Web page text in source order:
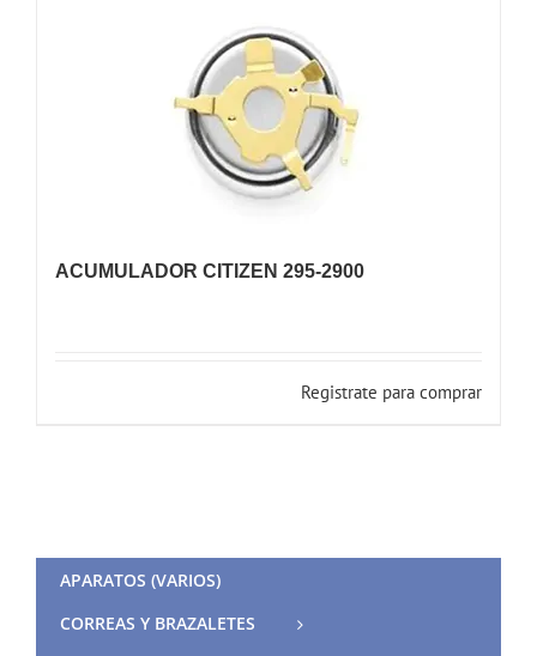
ACUMULADOR CITIZEN 295-2900
Registrate para comprar
APARATOS (VARIOS)
CORREAS Y BRAZALETES